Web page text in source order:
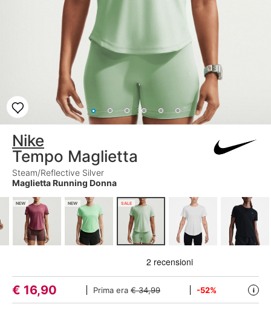
Nike
Tempo Maglietta
Steam/Reflective Silver
Maglietta Running Donna
NEW NEW SALE
€ 16,90 Prima era € 34,99 -52% i